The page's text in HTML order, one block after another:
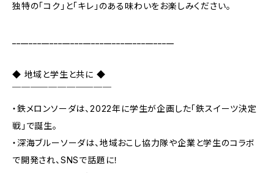
独特の「コク」と「キレ」のある味わいをお楽しみください。
◆ 地域と学生と共に ◆
・鉄メロンソーダは、2022年に学生が企画した「鉄スイーツ決定
戦」で誕生。
・深海ブルーソーダは、地域おこし協力隊や企業と学生のコラボ
で開発され、SNSで話題に！